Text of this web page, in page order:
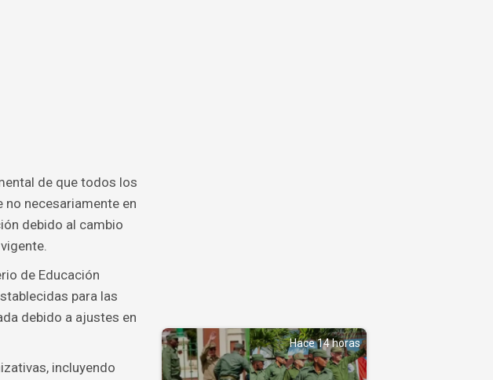
de que todos los
no necesariamente en
debido al cambio
de Educación
para las
debido a ajustes en
incluyendo
Hace 14 horas